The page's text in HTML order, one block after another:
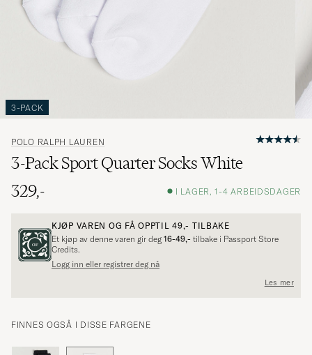
3-PACK
POLO RALPH LAUREN
3-Pack Sport Quarter Socks White
329,-
I LAGER, 1-4 ARBEIDSDAGER
KJØP VAREN OG FÅ OPPTIL49,- TILBAKE
Et kjøp av denne varen gir deg 16-49,- tilbake i Passport Store
Credits.
Logg inn eller registrer deg nå
Les mer
FINNES OGSÅ I DISSE FARGENE